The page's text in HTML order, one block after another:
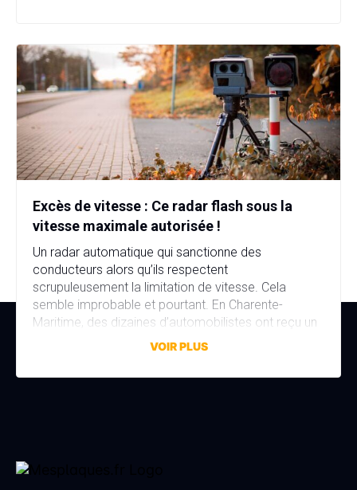
Excès de vitesse : Ce radar flash sous la
vitesse maximale autorisée !
Un radar automatique qui sanctionne des
conducteurs alors qu’ils respectent
scrupuleusement la limitation de vitesse. Cela
semble improbable et pourtant. En Charente-
Maritime, des dizaines d’automobilistes ont reçu un
avis de contravention alors qu’ils n’avaient commis
discrète mais aux conséquences bien réelles. Une
VOIR PLUS